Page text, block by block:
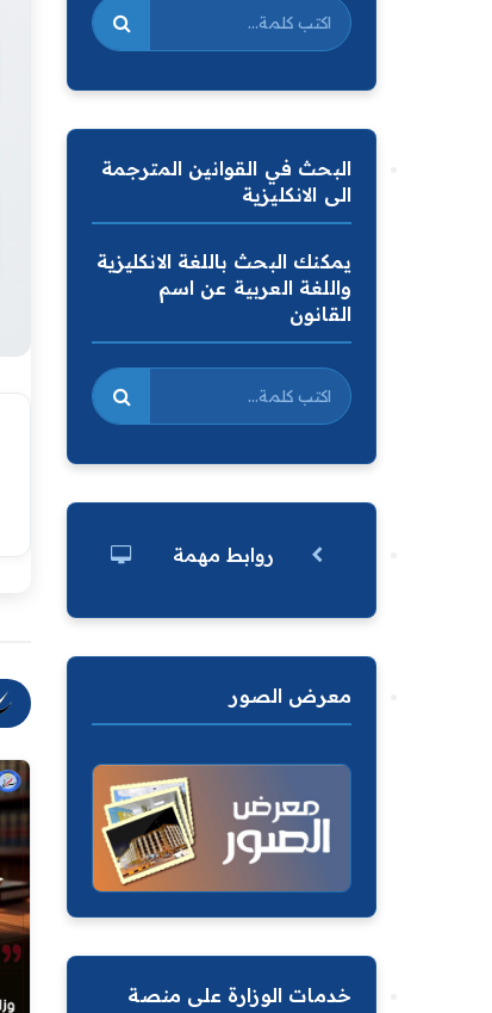
البحث في القوانين المترجمة
الى الانكليزية
يمكنك البحث باللغة الانكليزية
واللغة العربية عن اسم
القانون
روابط مهمة
معرض الصور
خدمات الوزارة على منصة